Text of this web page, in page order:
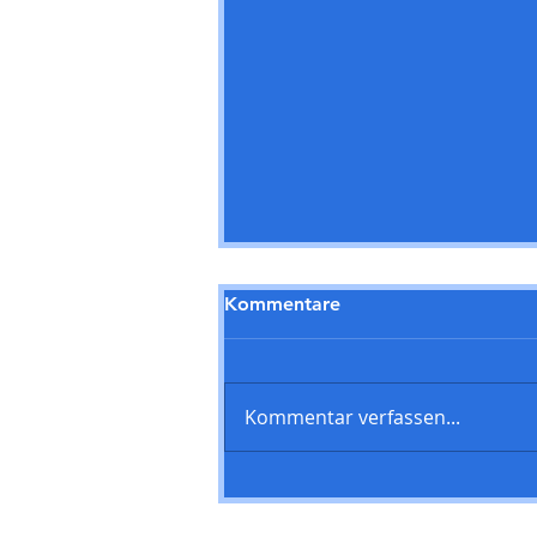
begrüßt neues Jugendabo
Kommentare
Kommentar verfassen...